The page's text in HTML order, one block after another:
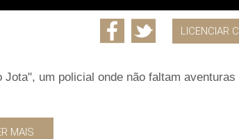
LICENCIAR
um policial onde não faltam aventuras
MAIS